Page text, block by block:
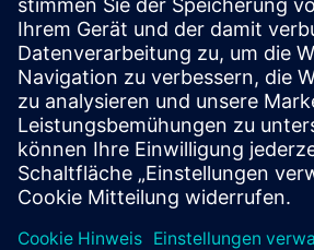
Technische Dokumentation, Firmware,
Softwareanwendungen und häufig
Online-Shop - Industry
SIPROTEC 7SS85